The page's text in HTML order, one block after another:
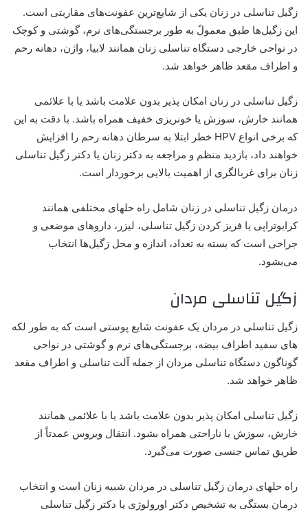
زگیل تناسلی در زنان یکی از شایع‌ترین عفونت‌های مقاربتی است.
این زگیل‌ها طبق معمولً به طور برجستگی‌های نرم، گوشتی و کوچک
در نواحی خارجی دستگاه تناسلی زنان همانند لابیا، واژن، دهانه رحم
و اطراف مقعد ظاهر خواهد شد.
زگیل تناسلی در زنان امکان پذیر بدون علامت باشد یا با علائمی
همانند خارش، سوزش یا خونریزی خفیف همراه باشد. با دقت به این
که برخی انواع HPV خطر ابتلا به سرطان دهانه رحم را افزایش
خواهند داد، بازدید منظم و مراجعه به دکتر زنان یا دکتر زگیل تناسلی
زنان برای غربالگری از اهمیت بالایی برخوردار است.
درمان زگیل تناسلی در زنان شامل راه حلهای مختلفی همانند
کرایوتراپی یا فریز کردن زگیل‌ تناسلی، لیزر، داروهای موضعی و
جراحی است که بسته به تعداد، اندازه و محل زگیل‌ها انتخاب
می‌بشود.
زگیل تناسلی مردان
زگیل تناسلی در مردان یک عفونت شایع پوستی است که به طور لکه
های سفید اطراف بیضه، برجستگی‌های نرم و گوشتی در نواحی
گوناگون دستگاه تناسلی مردان از جمله آلت تناسلی و اطراف مقعد
ظاهر خواهد شد.
زگیل تناسلی امکان پذیر بدون علامت باشد یا با علائمی همانند
خارش، سوزش یا ناراحتی همراه بشود. انتقال ویروس عمدتاً از
طریق تماس جنسی صورت می‌گیرد.
راه حلهای درمان زگیل تناسلی در مردان شبیه زنان است و انتخاب
درمان بستگی به تشخیص دکتر اورولوژی یا دکتر زگیل تناسلی